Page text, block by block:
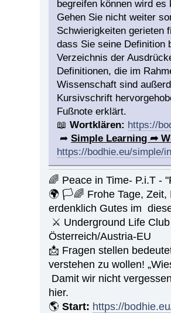
begreifen können wird
Gehen Sie nicht weiter
Schwierigkeiten gerieten
dass Sie seine Definition
Verzeichnis der
Definitionen, die im
Wissenschaft sind
Kursivschrift
Fußnote erklärt.
📖Wortklären: https://
➦Simple Learning ➦
https://bodhie.eu/simple/
🌈 Peace in Time- P.i.T
🌍 🏳🌈 Frohe Tage, Zeit,
erdenklich Gutes im
⚔ Underground Life
Österreich/Austria-EU
📩 Fragen stellen
verstehen zu wollen!
Damit wir nicht
hier.
🌎Start: https://